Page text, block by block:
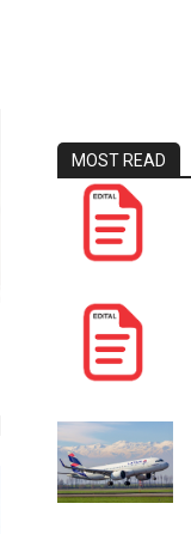
MOST READ